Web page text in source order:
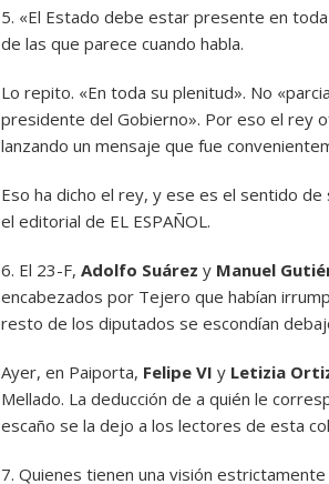
5. «El Estado debe estar presente en
de las que parece cuando habla.
Lo repito. «En toda su plenitud». No
presidente del Gobierno». Por eso el rey
lanzando un mensaje que fue
Eso ha dicho el rey, y ese es el sentido
el editorial de EL ESPAÑOL.
6. El 23-F, Adolfo Suárez y Manuel
encabezados por Tejero que habían
resto de los diputados se escondían
Ayer, en Paiporta, Felipe VI y Letizia
Mellado. La deducción de a quién le
escaño se la dejo a los lectores de esta
7. Quienes tienen una visión